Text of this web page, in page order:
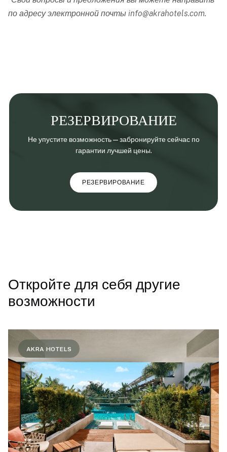
по адресу электронной почты info@akrahotels.com.
РЕЗЕРВИРОВАНИЕ
Не упустите возможность — забронируйте сейчас по
гарантии лучшей цены.
РЕЗЕРВИРОВАНИЕ
Откройте для себя другие
возможности
AKRA HOTELS